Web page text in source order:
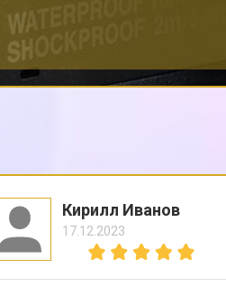
Кирилл Иванов
17.12.2023